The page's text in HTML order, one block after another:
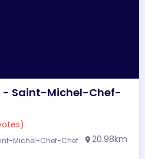
- Saint-Michel-Chef-
Michel-Chef-Chef location_on 20.98km